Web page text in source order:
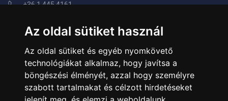
Az oldal sütiket használ
Az oldal sütiket és egyéb nyomkövető
technológiákat alkalmaz, hogy javítsa a
böngészési élményét, azzal hogy személyre
szabott tartalmakat és célzott hirdetéseket
+36 1 445 4161
info@landcomputer.hu
1148 Budapest, Nagy Lajos király útja 24.
Nyitvatartás és kapcsolat
PARTNEREINK